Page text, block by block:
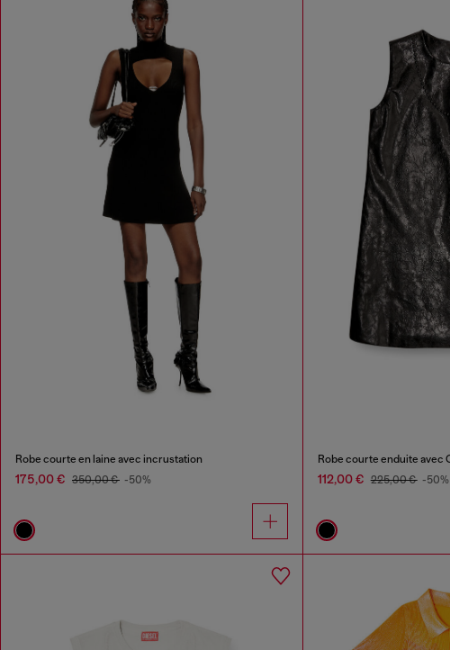
Robe courte en laine avec incrustation
175,00 € 350,00 € -50%
Robe courte enduite avec
112,00 € 225,00 € -50%